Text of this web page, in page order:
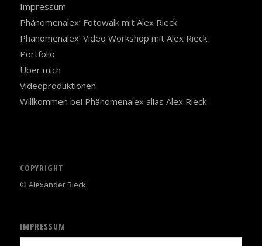
Impressum
Phänomenalex‘ Fotowalk mit Alex Rieck
Phänomenalex‘ Video Workshop mit Alex Rieck
Portfolio
Über mich
Videoproduktionen
Willkommen bei Phänomenalex alias Alex Rieck
COPYRIGHT
© Alexander Rieck
IMPRESSUM